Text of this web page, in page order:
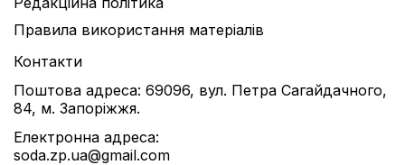
Правила використання матеріалів
Контакти
Поштова адреса: 69096, вул. Петра Сагайдачного,
84, м. Запоріжжя.
Електронна адреса:
soda.zp.ua@gmail.com